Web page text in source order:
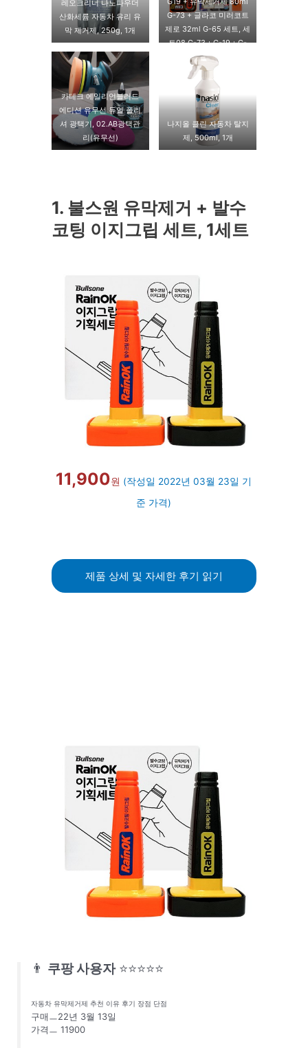
레오크리너 나노파우더
산화세륨 자동차 유리 유
막 제거제, 250g, 1개
G-73 + 글라코 미러코트
제로 32ml G-65 세트, 세
트08.G-73＋G-19＋G-
65
카테크 에일리언블러드
에디션 유무선 듀얼 폴리
셔 광택기, 02.AB광택관
리(유무선)
나지올 클린 자동차 탈지
제, 500ml, 1개
1. 불스원 유막제거 + 발수
코팅 이지그립 세트, 1세트
11,900원 (작성일 2022년 03월 23일 기
준 가격)
제품 상세 및 자세한 후기 읽기
👨 쿠팡 사용자 ⭐⭐⭐⭐⭐
자동차 유막제거제 추천 이유 후기 장점 단점
구매ㅡ22년 3월 13일
가격ㅡ 11900